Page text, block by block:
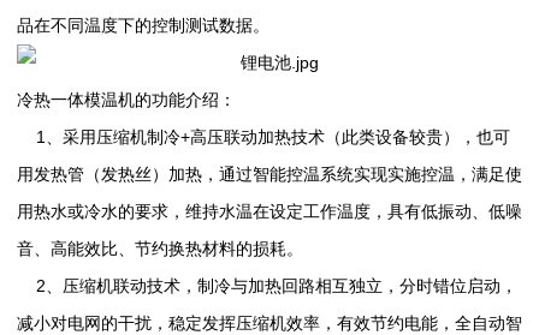
品在不同温度下的控制测试数据。
冷热一体模温机的功能介绍：
1、采用压缩机制冷+高压联动加热技术（此类设备较贵），也可
用发热管（发热丝）加热，通过智能控温系统实现实施控温，满足使
用热水或冷水的要求，维持水温在设定工作温度，具有低振动、低噪
音、高能效比、节约换热材料的损耗。
2、压缩机联动技术，制冷与加热回路相互独立，分时错位启动，
减小对电网的干扰，稳定发挥压缩机效率，有效节约电能，全自动智